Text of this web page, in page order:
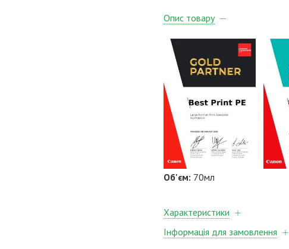
Опис товару
Об'єм: 70мл
Характеристики
Інформація для замовлення